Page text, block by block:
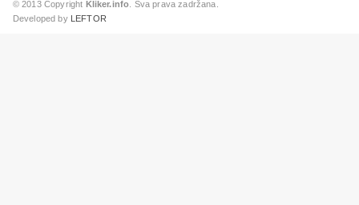
© 2013 Copyright Kliker.info . Sva prava zadržana.
Developed by
LEFTOR